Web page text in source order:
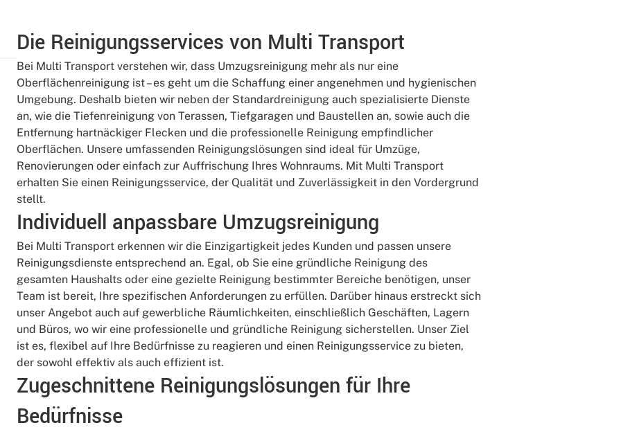
Die Reinigungsservices von Multi Transport
Bei Multi Transport verstehen wir, dass Umzugsreinigung mehr als nur eine
Oberflächenreinigung ist – es geht um die Schaffung einer angenehmen und hygienischen
Umgebung. Deshalb bieten wir neben der Standardreinigung auch spezialisierte Dienste
an, wie die Tiefenreinigung von Terassen, Tiefgaragen und Baustellen an, sowie auch die
Entfernung hartnäckiger Flecken und die professionelle Reinigung empfindlicher
Oberflächen. Unsere umfassenden Reinigungslösungen sind ideal für Umzüge,
Renovierungen oder einfach zur Auffrischung Ihres Wohnraums. Mit Multi Transport
erhalten Sie einen Reinigungsservice, der Qualität und Zuverlässigkeit in den Vordergrund
stellt.
Individuell anpassbare Umzugsreinigung
Bei Multi Transport erkennen wir die Einzigartigkeit jedes Kunden und passen unsere
Reinigungsdienste entsprechend an. Egal, ob Sie eine gründliche Reinigung des
gesamten Haushalts oder eine gezielte Reinigung bestimmter Bereiche benötigen, unser
Team ist bereit, Ihre spezifischen Anforderungen zu erfüllen. Darüber hinaus erstreckt sich
unser Angebot auch auf gewerbliche Räumlichkeiten, einschließlich Geschäften, Lagern
und Büros, wo wir eine professionelle und gründliche Reinigung sicherstellen. Unser Ziel
ist es, flexibel auf Ihre Bedürfnisse zu reagieren und einen Reinigungsservice zu bieten,
der sowohl effektiv als auch effizient ist.
Zugeschnittene Reinigungslösungen für Ihre
Bedürfnisse